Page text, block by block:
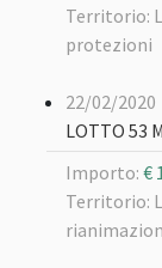
Territorio:
protezioni
22/02/2020
LOTTO 53
Importo: €
Territorio: